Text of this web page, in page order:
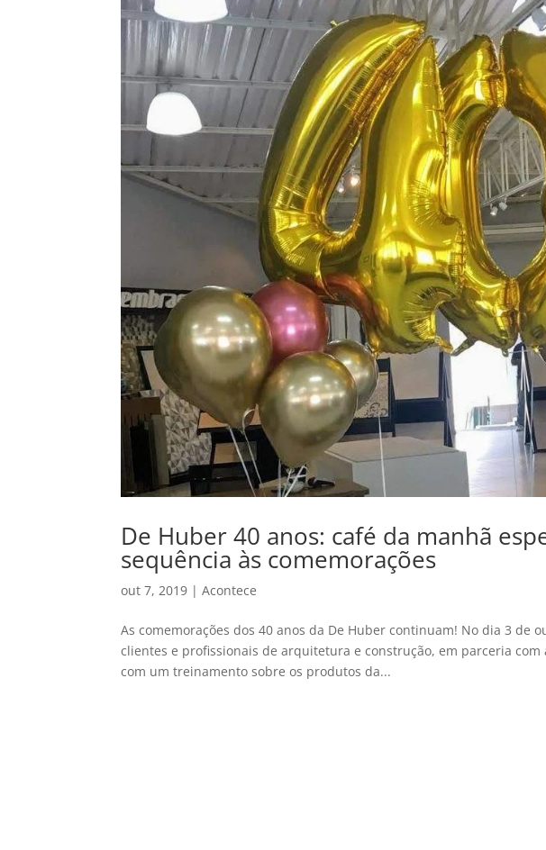
De Huber 40 anos: café da manhã
sequência às comemorações
out 7, 2019 |Acontece
As comemorações dos 40 anos da De Huber continuam! No dia 3 de
clientes e profissionais de arquitetura e construção, em parceria
com um treinamento sobre os produtos da...